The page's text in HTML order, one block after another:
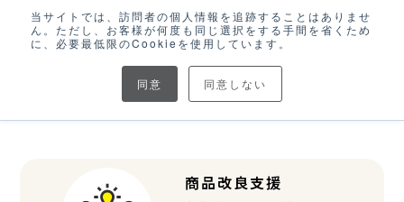
当サイトでは、訪問者の個人情報を追跡することはありませ
ん。ただし、お客様が何度も同じ選択をする手間を省くため
に、必要最低限のCookieを使用しています。
同意 同意しない
で出来ること
CANVASは、地域の中小・小規模事業者のモノづくり、
路開拓、デジタル化・EC活用をサポートする
商品改良支援